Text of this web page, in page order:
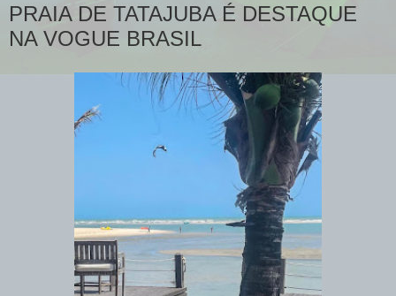
PRAIA DE TATAJUBA É DESTAQUE
NA VOGUE BRASIL